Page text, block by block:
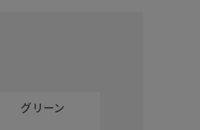
グリーン